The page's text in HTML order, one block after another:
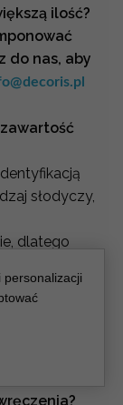
ilość?
do nas, aby
słodyczy,
dlatego
logo i
To
personalizacji